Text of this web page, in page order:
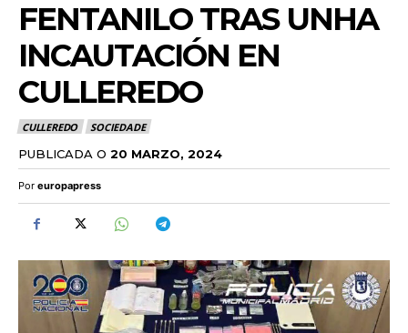
FENTANILO TRAS UNHA
INCAUTACIÓN EN
CULLEREDO
CULLEREDO SOCIEDADE
PUBLICADA O 20 MARZO, 2024
Por europapress